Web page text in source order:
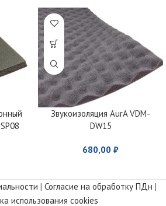
Звукоизоляция AurA VDM-
DW15
680,00 ₽
| Согласие на обработку ПДн |
использования cookies